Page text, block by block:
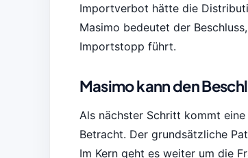
Importverbot hätte die
Masimo bedeutet der
Importstopp führt.
Masimo kann den
Als nächster Schritt kommt
Betracht. Der grundsätzliche
Im Kern geht es weiter um die